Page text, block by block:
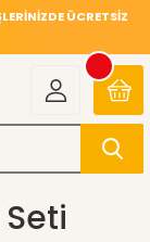
ÜCRETSİZ